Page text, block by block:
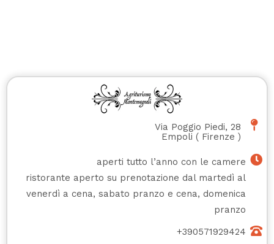
Via Poggio Piedi, 28
Empoli ( Firenze )
aperti tutto l’anno con le camere
ristorante aperto su prenotazione dal martedì al
venerdì a cena, sabato pranzo e cena, domenica
pranzo
+390571929424